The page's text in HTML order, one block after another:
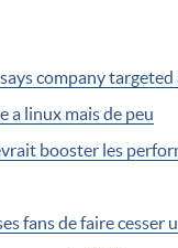
company
a linux mais de peu
booster les
fans de faire cesser